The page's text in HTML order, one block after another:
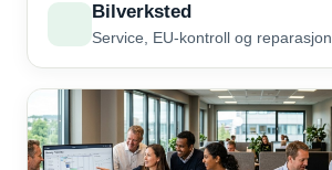
Bilverksted
Service, EU-kontroll og reparasjon